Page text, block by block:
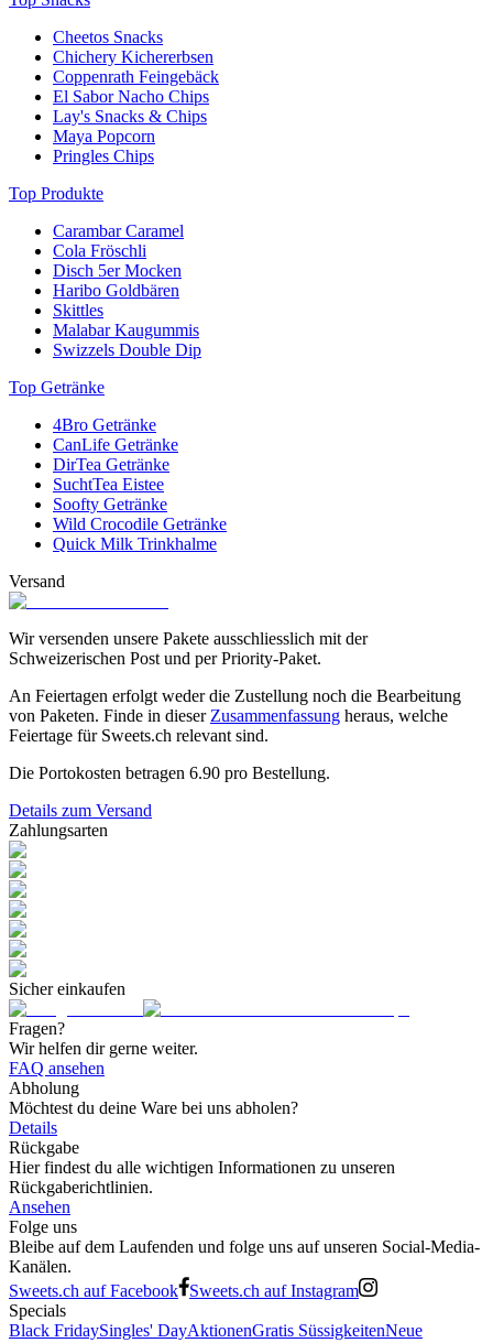
Cheetos Snacks
Chichery Kichererbsen
Coppenrath Feingebäck
El Sabor Nacho Chips
Lay's Snacks & Chips
Maya Popcorn
Pringles Chips
Top Produkte
Carambar Caramel
Cola Fröschli
Disch 5er Mocken
Haribo Goldbären
Skittles
Malabar Kaugummis
Swizzels Double Dip
Top Getränke
4Bro Getränke
CanLife Getränke
DirTea Getränke
SuchtTea Eistee
Soofty Getränke
Wild Crocodile Getränke
Quick Milk Trinkhalme
Versand
Wir versenden unsere Pakete ausschliesslich mit der
Schweizerischen Post und per Priority-Paket.
An Feiertagen erfolgt weder die Zustellung noch die Bearbeitung
von Paketen. Finde in dieser Zusammenfassung heraus, welche
Feiertage für Sweets.ch relevant sind.
Die Portokosten betragen 6.90 pro Bestellung.
Details zum Versand
Zahlungsarten
Sicher einkaufen
Fragen?
Wir helfen dir gerne weiter.
FAQ ansehen
Abholung
Möchtest du deine Ware bei uns abholen?
Details
Rückgabe
Hier findest du alle wichtigen Informationen zu unseren
Rückgaberichtlinien.
Ansehen
Folge uns
Bleibe auf dem Laufenden und folge uns auf unseren Social-Media-
Kanälen.
Sweets.ch auf Facebook
Sweets.ch auf Instagram
Specials
Black FridaySingles' DayAktionenGratis SüssigkeitenNeue